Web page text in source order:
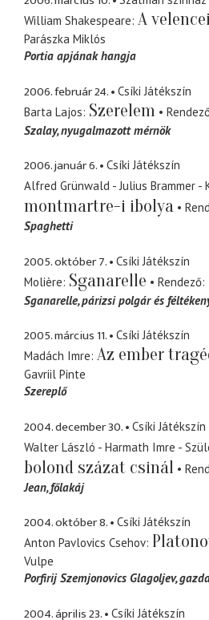
William Shakespeare A
Parászka Miklós
Portia apjának hangja
2006. február 24.
Csíki Játékszín
Barta Lajos Szerelem
Szalay nyugalmazott mérnök
2006. január 6.
Csíki Játékszín
Alfred Grünwald - Julius Brammer -
montmartre-i ibolya
Spaghetti
2005. október 7.
Csíki Játékszín
Molière Sganarelle Rendező
Sganarelle párizsi polgár és
2005. március 11.
Csíki Játékszín
Madách Imre Az ember
Gavriil Pinte
Szereplő
2004. december 30.
Csíki Játékszín
Walter László - Harmath Imre -
bolond százat csinál
Jean főlakáj
2004. október 8.
Csíki Játékszín
Anton Pavlovics Csehov
Vulpe
Porfirij Szemjonovics Glagoljev
2004. április 23.
Csíki Játékszín